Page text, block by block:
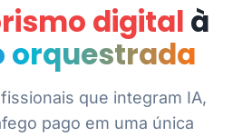
digital à
orquestrada
que integram IA,
pago em uma única